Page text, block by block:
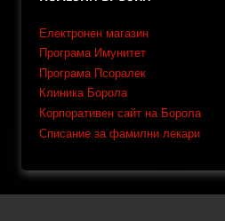
Електронен магазин
Програма Имунитет
Програма Псоралек
Клиника Борола
Корпоративен сайт на Борола
Списание за фамилни лекари